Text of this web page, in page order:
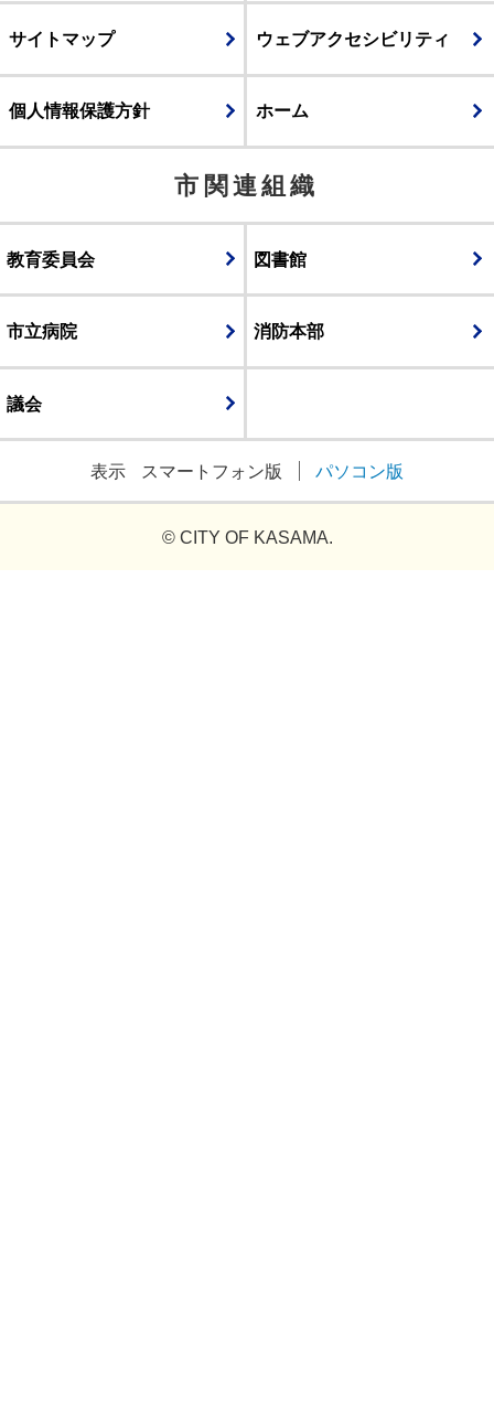
サイトマップ ウェブアクセシビリティ
個人情報保護方針 ホーム
市関連組織
教育委員会 図書館
市立病院 消防本部
議会
表示 スマートフォン版 パソコン版
© CITY OF KASAMA.